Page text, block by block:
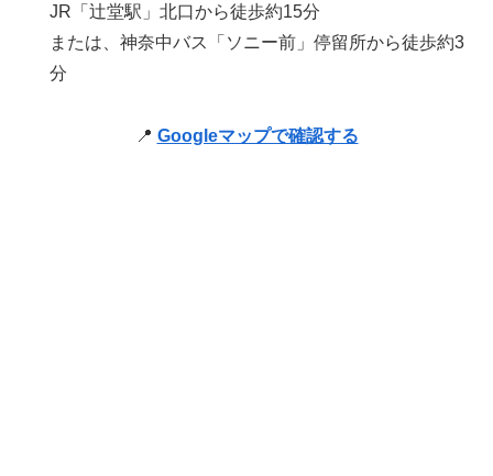
JR「辻堂駅」北口から徒歩約15分
または、神奈中バス「ソニー前」停留所から徒歩約3
分
📍 Googleマップで確認する